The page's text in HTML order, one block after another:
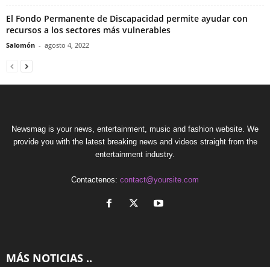
El Fondo Permanente de Discapacidad permite ayudar con
recursos a los sectores más vulnerables
Salomón - agosto 4, 2022
Newsmag is your news, entertainment, music and fashion website. We
provide you with the latest breaking news and videos straight from the
entertainment industry.
Contactenos: contact@yoursite.com
MÁS NOTICIAS ..